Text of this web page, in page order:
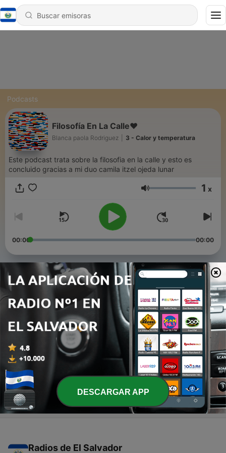
Podcasts
Filosofía En La Calle❤
Blanca paola Rodriguez 3 - Calor y temperatura
Este podcast trata sobre la filosofia en la calle y esto es
concluido gracias a mi duo camila itzel ojeda lunar
Volumen 1 x
00:00 00:00
Episodios
3 - Calor y temperatura
Conoces sobre dinosaurios
05 jun. 2021
Paola Rodríguez❤
29 mayo 2021
Radios de El Salvador
DESCARGAR APP